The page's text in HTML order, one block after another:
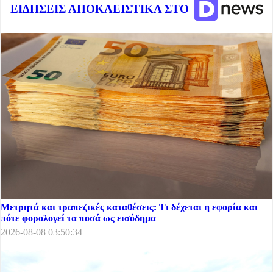
ΕΙΔΗΣΕΙΣ ΑΠΟΚΛΕΙΣΤΙΚΑ ΣΤΟ
Μετρητά και τραπεζικές καταθέσεις: Τι δέχεται η εφορία και
πότε φορολογεί τα ποσά ως εισόδημα
2026-08-08 03:50:34